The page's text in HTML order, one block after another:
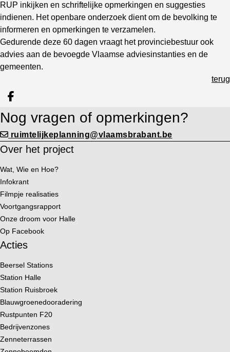
RUP inkijken en schriftelijke opmerkingen en suggesties
indienen. Het openbare onderzoek dient om de bevolking te
informeren en opmerkingen te verzamelen.
Gedurende deze 60 dagen vraagt het provinciebestuur ook
advies aan de bevoegde Vlaamse adviesinstanties en de
gemeenten.
terug
Deel op facebook
Nog vragen of opmerkingen?
ruimtelijkeplanning@vlaamsbrabant.be
Over het project
Wat, Wie en Hoe?
Infokrant
Filmpje realisaties
Voortgangsrapport
Onze droom voor Halle
Op Facebook
Acties
Beersel Stations
Station Halle
Station Ruisbroek
Blauwgroenedooradering
Rustpunten F20
Bedrijvenzones
Zenneterrassen